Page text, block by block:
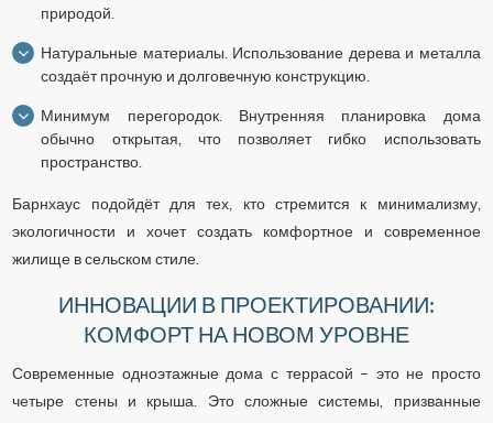
природой.
Натуральные материалы. Использование дерева и металла
создаёт прочную и долговечную конструкцию.
Минимум перегородок. Внутренняя планировка дома
обычно открытая, что позволяет гибко использовать
пространство.
Барнхаус подойдёт для тех, кто стремится к минимализму,
экологичности и хочет создать комфортное и современное
жилище в сельском стиле.
ИННОВАЦИИ В ПРОЕКТИРОВАНИИ:
КОМФОРТ НА НОВОМ УРОВНЕ
Современные одноэтажные дома с террасой – это не просто
четыре стены и крыша. Это сложные системы, призванные